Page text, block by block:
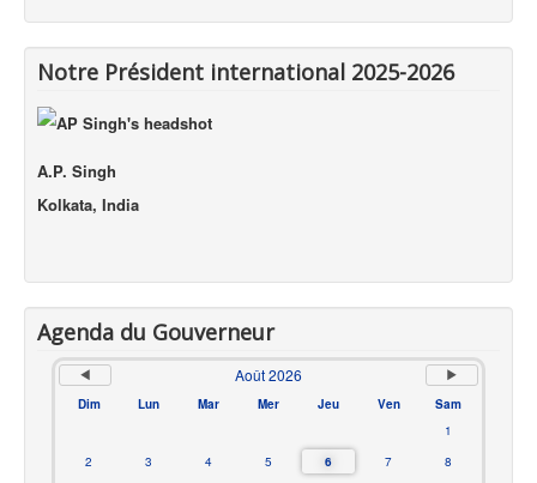
Notre Président international 2025-2026
A.P. Singh
Kolkata, India
Agenda du Gouverneur
Août 2026
Dim Lun Mar Mer Jeu Ven
Sam
1
2
3 4 5 6 7
8